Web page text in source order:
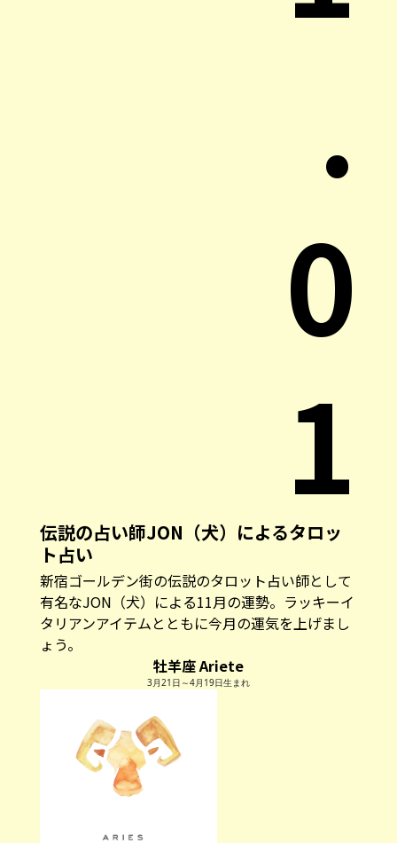
.
0
1
伝説の占い師JON（犬）によるタロッ
ト占い
新宿ゴールデン街の伝説のタロット占い師として
有名なJON（犬）による11月の運勢。ラッキーイ
タリアンアイテムとともに今月の運気を上げまし
ょう。
牡羊座 Ariete
3月21日～4月19日生まれ